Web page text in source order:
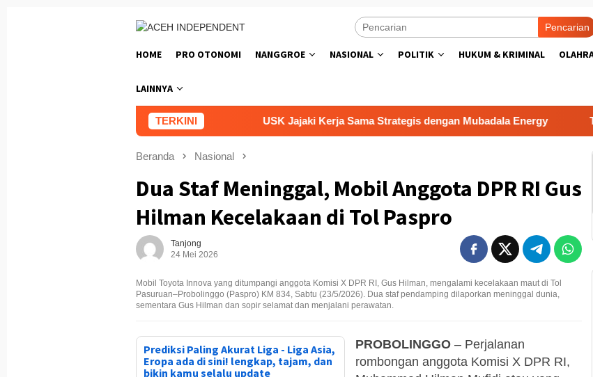
Pencarian
HOME PRO OTONOMI NANGGROE NASIONAL POLITIK HUKUM & KRIMINAL
LAINNYA
TERKINI USK Jajaki Kerja Sama Strategis dengan Mubadala Energy Tempuh
Beranda Nasional
Dua Staf Meninggal, Mobil Anggota DPR RI Gus
Hilman Kecelakaan di Tol Paspro
Tanjong
24 Mei 2026
Mobil Toyota Innova yang ditumpangi anggota Komisi X DPR RI, Gus Hilman, mengalami kecelakaan maut di Tol
Pasuruan–Probolinggo (Paspro) KM 834, Sabtu (23/5/2026). Dua staf pendamping dilaporkan meninggal dunia,
sementara Gus Hilman dan sopir selamat dan menjalani perawatan.
Prediksi Paling Akurat Liga - Liga Asia,
Eropa ada di sini! lengkap, tajam, dan
bikin kamu selalu update
PROBOLINGGO – Perjalanan
rombongan anggota Komisi X DPR RI,